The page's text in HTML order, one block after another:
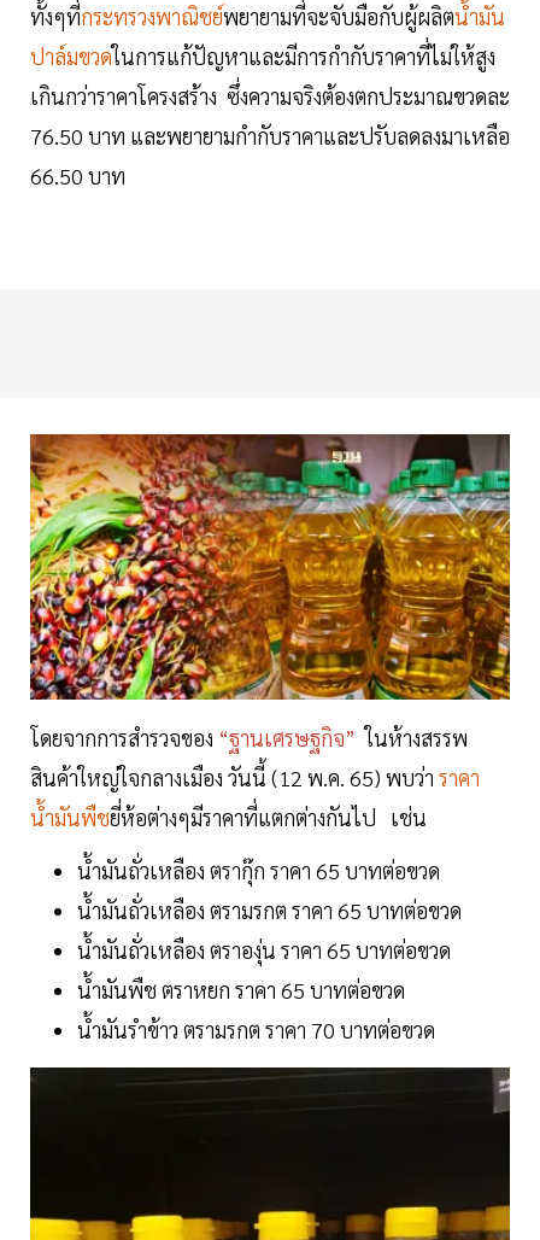
ทั้งๆที่กระทรวงพาณิชย์พยายามที่จะจับมือกับผู้ผลิตน้ำมัน
ปาล์มขวดในการแก้ปัญหาและมีการกำกับราคาที่ไม่ให้สูง
เกินกว่าราคาโครงสร้าง ซึ่งความจริงต้องตกประมาณขวดละ
76.50 บาท และพยายามกำกับราคาและปรับลดลงมาเหลือ
66.50 บาท
โดยจากการสำรวจของ “ฐานเศรษฐกิจ” ในห้างสรรพ
สินค้าใหญ่ใจกลางเมือง วันนี้ (12 พ.ค. 65) พบว่า ราคา
น้ำมันพืชยี่ห้อต่างๆมีราคาที่แตกต่างกันไป เช่น
น้ำมันถั่วเหลือง ตรากุ๊ก ราคา 65 บาทต่อขวด
น้ำมันถั่วเหลือง ตรามรกต ราคา 65 บาทต่อขวด
น้ำมันถั่วเหลือง ตราองุ่น ราคา 65 บาทต่อขวด
น้ำมันพืช ตราหยก ราคา 65 บาทต่อขวด
น้ำมันรำข้าว ตรามรกต ราคา 70 บาทต่อขวด